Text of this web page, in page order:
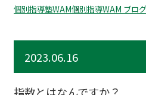
個別指導塾WAM個別指導WAM ブログ
2023.06.16